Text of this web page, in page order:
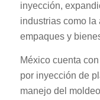
inyección,
industrias como la
empaques y
México cuenta
por inyección de
manejo del